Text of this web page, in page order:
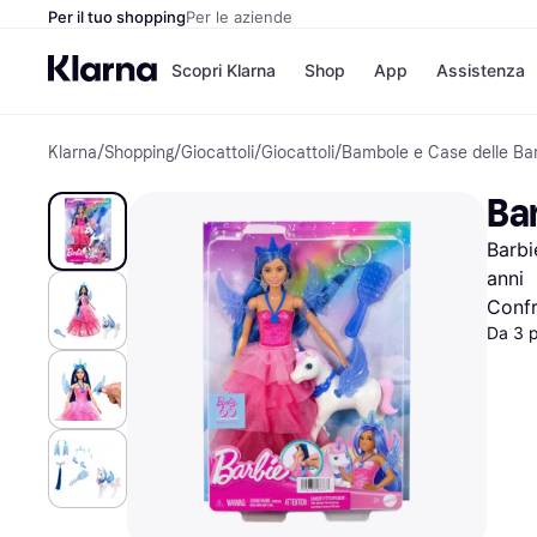
Per il tuo shoppingPer le aziende
Scopri Klarna
Opzioni di
Paga in 3 rate
Paga dopo 30 giorni
Finanziamento
Shop
Negozi
Unieuro
Media
eBay
Zalando
App Assistenza
Klarna/Shopping/Giocattoli/Giocattoli/Bambole e Case delle
anni
Da 3